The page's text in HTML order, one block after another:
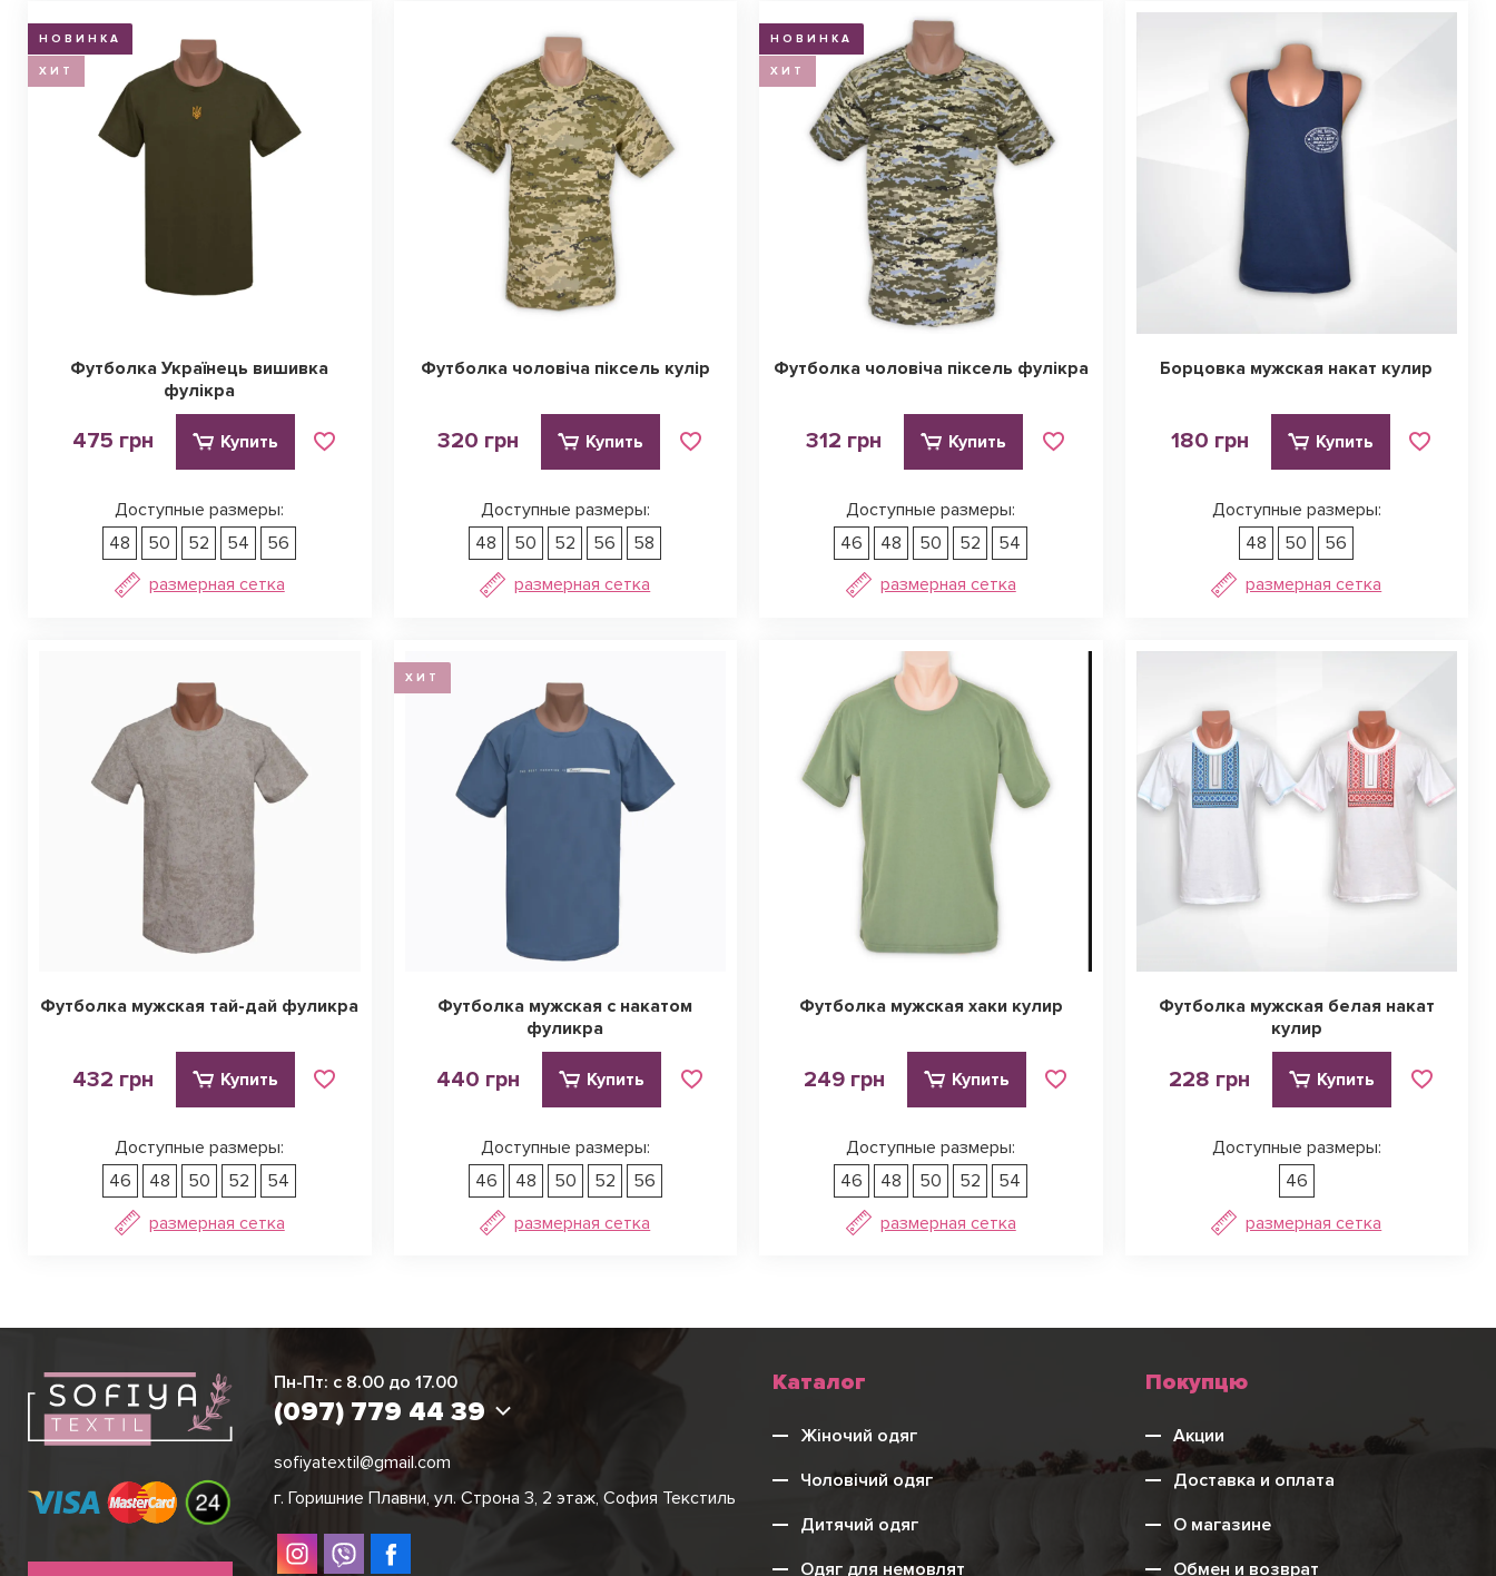
НОВИНКА
ХИТ
Футболка Українець вишивка
фулікра
475 грн Купить
Доступные размеры:
48
50 52 54
56
размерная сетка
Футболка чоловіча піксель кулір
320 грн Купить
Доступные размеры:
48
50 52 56
58
размерная сетка
НОВИНКА
ХИТ
Футболка чоловіча піксель фулікра
312 грн Купить
Доступные размеры:
46
48 50 52
54
размерная сетка
Борцовка мужская накат кулир
180 грн Купить
Доступные размеры:
48
50
56
размерная сетка
Футболка мужская тай-дай фуликра
432 грн Купить
Доступные размеры:
46
48 50 52
54
размерная сетка
ХИТ
Футболка мужская с накатом
фуликра
440 грн Купить
Доступные размеры:
46
48 50 52
56
размерная сетка
Футболка мужская хаки кулир
249 грн Купить
Доступные размеры:
46
48 50 52
54
размерная сетка
Футболка мужская белая накат
кулир
228 грн Купить
Доступные размеры:
46
размерная сетка
Пн-Пт: с 8.00 до 17.00
(097) 779 44 39
Виктория
(097) 779 44 39
sofiyatextil@gmail.com
г. Горишние Плавни, ул. Строна 3, 2 этаж, София Текстиль
Каталог
Жіночий одяг
Чоловічий одяг
Дитячий одяг
Одяг для немовлят
Меню
колонтитулу
Покупцю
Акции
Доставка и оплата
О магазине
Обмен и возврат